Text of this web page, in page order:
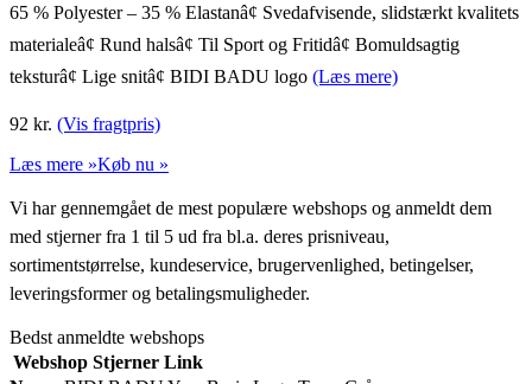
65 % Polyester – 35 % Elastanâ¢ Svedafvisende, slidstærkt kvalitets
materialeâ¢ Rund halsâ¢ Til Sport og Fritidâ¢ Bomuldsagtig
teksturâ¢ Lige snitâ¢ BIDI BADU logo (Læs mere)
92 kr. (Vis fragtpris)
Læs mere »Køb nu »
Vi har gennemgået de mest populære webshops og anmeldt dem
med stjerner fra 1 til 5 ud fra bl.a. deres prisniveau,
sortimentstørrelse, kundeservice, brugervenlighed, betingelser,
leveringsformer og betalingsmuligheder.
Bedst anmeldte webshops
Webshop Stjerner Link